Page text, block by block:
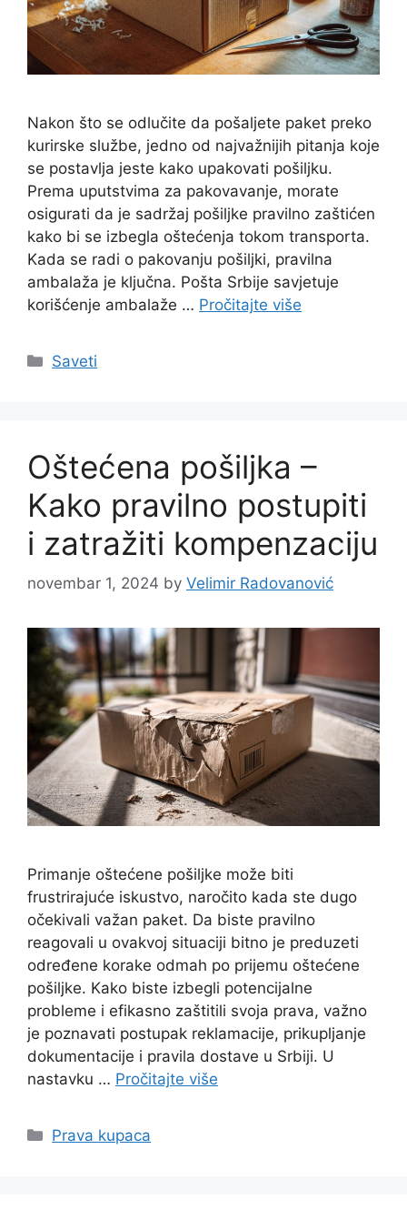
Nakon što se odlučite da pošaljete paket preko
kurirske službe, jedno od najvažnijih pitanja koje
se postavlja jeste kako upakovati pošiljku.
Prema uputstvima za pakovavanje, morate
osigurati da je sadržaj pošiljke pravilno zaštićen
kako bi se izbegla oštećenja tokom transporta.
Kada se radi o pakovanju pošiljki, pravilna
ambalaža je ključna. Pošta Srbije savjetuje
korišćenje ambalaže … Pročitajte više
Categories
Saveti
Oštećena pošiljka –
Kako pravilno postupiti
i zatražiti kompenzaciju
novembar 1, 2024 by Velimir Radovanović
Primanje oštećene pošiljke može biti
frustrirajuće iskustvo, naročito kada ste dugo
očekivali važan paket. Da biste pravilno
reagovali u ovakvoj situaciji bitno je preduzeti
određene korake odmah po prijemu oštećene
pošiljke. Kako biste izbegli potencijalne
probleme i efikasno zaštitili svoja prava, važno
je poznavati postupak reklamacije, prikupljanje
dokumentacije i pravila dostave u Srbiji. U
nastavku … Pročitajte više
Categories
Prava kupaca